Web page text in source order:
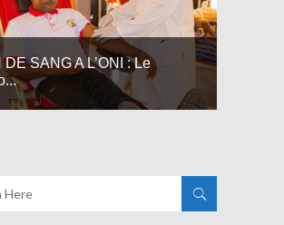
DE SANG A L’ONI : Le